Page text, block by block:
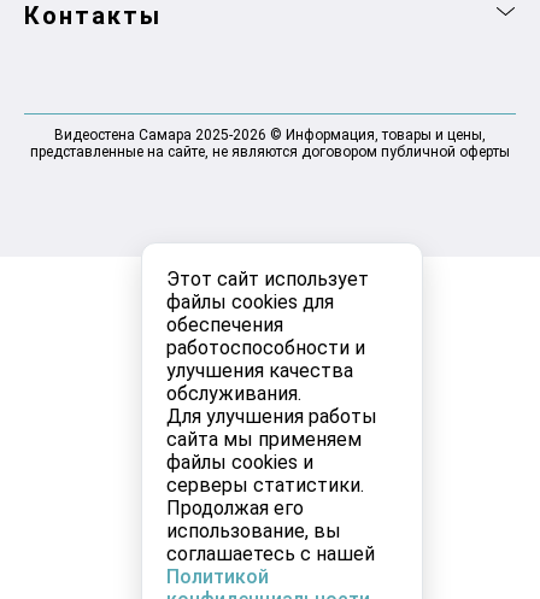
Этот сайт использует
файлы cookies для
обеспечения
работоспособности и
улучшения качества
обслуживания.
Для улучшения работы
сайта мы применяем
файлы cookies и
серверы статистики.
Продолжая его
использование, вы
соглашаетесь с нашей
Политикой
Контакты
Видеостена Самара 2025-2026 © Информация, товары и цены,
представленные на сайте, не являются договором публичной оферты